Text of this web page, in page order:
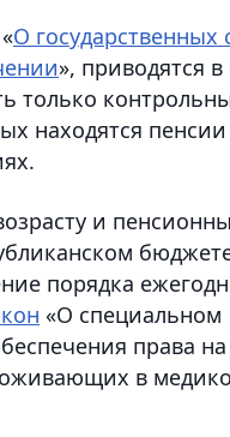
О государственных
», приводятся в
только
находятся
и
порядка
«О специальном
права
в